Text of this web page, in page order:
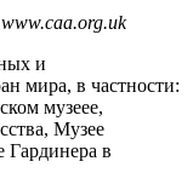
и
мира, в частности:
музеее,
Музее
Гардинера в